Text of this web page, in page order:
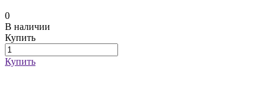
0
В наличии
Купить
Купить